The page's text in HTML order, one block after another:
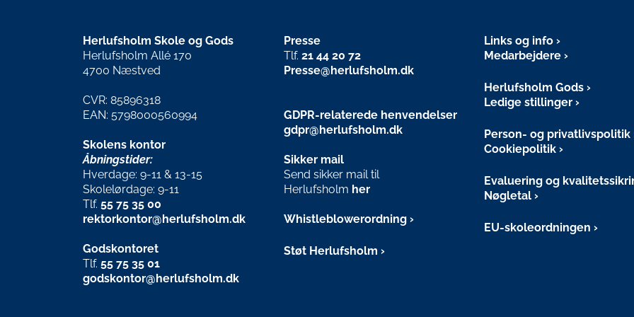
Herlufsholm Skole og Gods
Herlufsholm Allé 170
4700 Næstved
CVR: 85896318
EAN: 5798000560994
Skolens kontor
Åbningstider:
Hverdage: 9-11 & 13-15
Skolelørdage: 9-11
Tlf. 55 75 35 00
rektorkontor@herlufsholm.dk
Godskontoret
Tlf. 55 75 35 01
godskontor@herlufsholm.dk
Presse
Tlf. 21 44 20 72
Presse@herlufsholm.dk
GDPR-relaterede henvendelser
gdpr@herlufsholm.dk
Sikker mail
Send sikker mail til
Herlufsholm her
Whistleblowerordning
Støt Herlufsholm
Links og info
Medarbejdere
Herlufsholm Gods
Ledige stillinger
Person- og privatlivspolitik
Cookiepolitik
Evaluering og
Nøgletal
EU-skoleordningen